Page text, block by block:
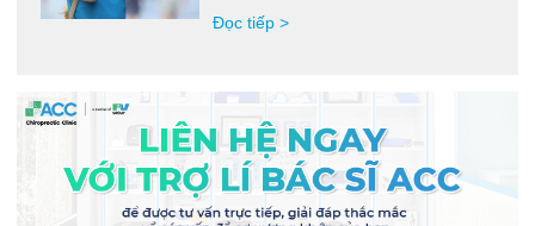
Đọc tiếp >